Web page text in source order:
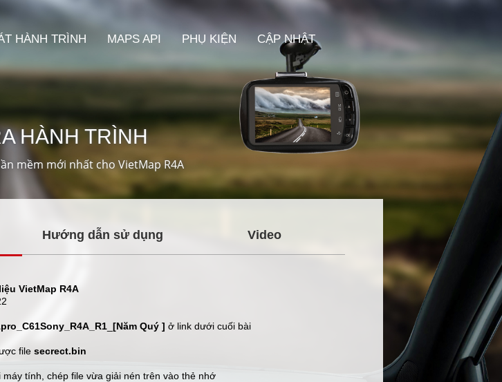
HÀNH TRÌNH MAPS API PHỤ KIỆN CẬP NHẬT
HÀNH TRÌNH
mềm mới nhất cho VietMap R4A
Hướng dẫn sử dụng Video
VietMap R4A
[Năm Quý ] ở link dưới cuối bài
file secrect.bin
tính, chép file vừa giải nén trên vào thẻ nhớ